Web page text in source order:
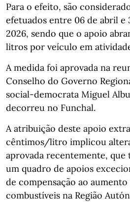
Para o efeito, são
efetuados entre 06 de abril e
2026, sendo que o apoio
litros por veículo em
A medida foi aprovada na
Conselho do Governo
social-democrata Miguel
decorreu no Funchal.
A atribuição deste apoio
cêntimos/litro implicou
aprovada recentemente, que
um quadro de apoios
de compensação ao
combustíveis na Região